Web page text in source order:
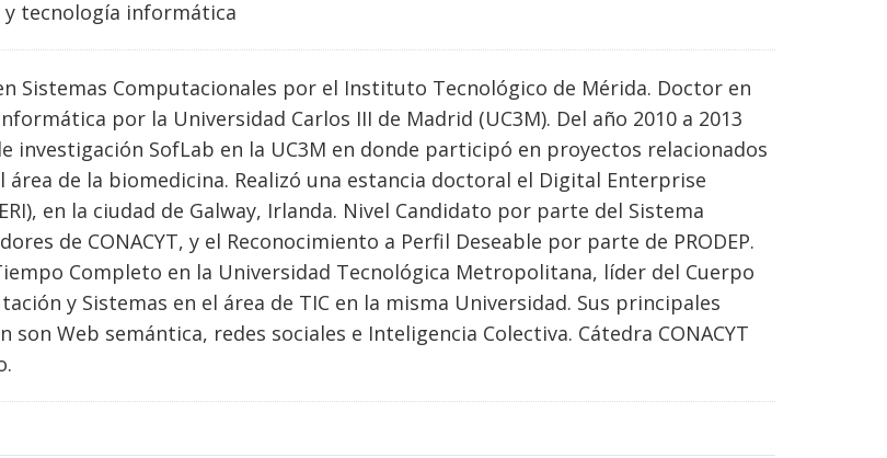
y tecnología informática
Sistemas Computacionales por el Instituto Tecnológico de Mérida. Doctor en
por la Universidad Carlos III de Madrid (UC3M). Del año 2010 a 2013
investigación SofLab en la UC3M en donde participó en proyectos relacionados
de la biomedicina. Realizó una estancia doctoral el Digital Enterprise
en la ciudad de Galway, Irlanda. Nivel Candidato por parte del Sistema
de CONACYT, y el Reconocimiento a Perfil Deseable por parte de PRODEP.
Completo en la Universidad Tecnológica Metropolitana, líder del Cuerpo
y Sistemas en el área de TIC en la misma Universidad. Sus principales
son Web semántica, redes sociales e Inteligencia Colectiva. Cátedra CONACYT